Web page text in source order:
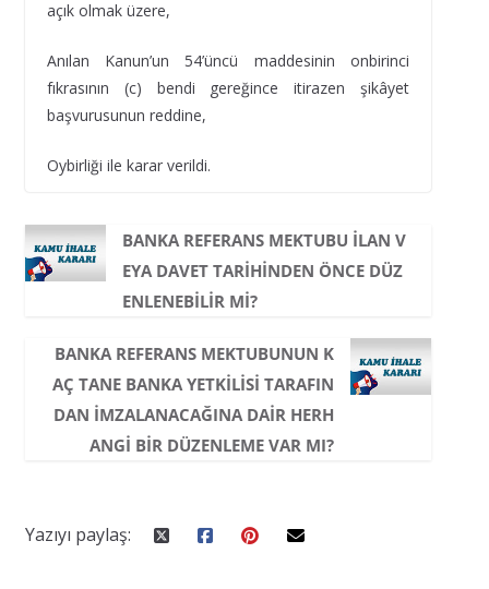
açık olmak üzere,
Anılan Kanun’un 54’üncü maddesinin onbirinci
fıkrasının (c) bendi gereğince itirazen şikâyet
başvurusunun reddine,
Oybirliği ile karar verildi.
BANKA REFERANS MEKTUBU ILAN V
EYA DAVET TARIHINDEN ÖNCE DÜZ
ENLENEBILIR MI?
BANKA REFERANS MEKTUBUNUN K
AÇ TANE BANKA YETKILISI TARAFIN
DAN IMZALANACAĞINA DAIR HERH
ANGI BIR DÜZENLEME VAR MI?
Yazıyı paylaş: